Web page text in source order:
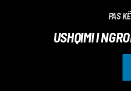
PAS
USHQIMI I